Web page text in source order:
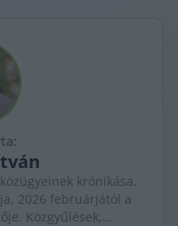
krónikása.
2026 februárjától a
Közgyűlések,